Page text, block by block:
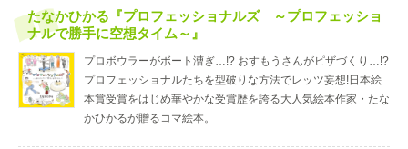
たなかひかる『プロフェッショナルズ ～プロフェッショ
ナルで勝手に空想タイム～』
プロボウラーがボート漕ぎ…!? おすもうさんがピザづくり…!?
プロフェッショナルたちを型破りな方法でレッツ妄想!日本絵
本賞受賞をはじめ華やかな受賞歴を誇る大人気絵本作家・たな
かひかるが贈るコマ絵本。